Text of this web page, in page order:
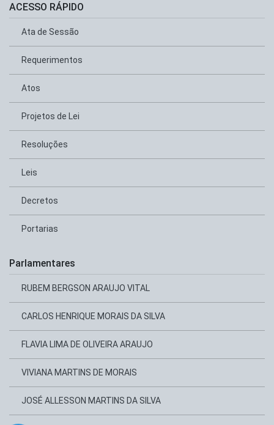
ACESSO RÁPIDO
Ata de Sessão
Requerimentos
Atos
Projetos de Lei
Resoluções
Leis
Decretos
Portarias
Parlamentares
RUBEM BERGSON ARAUJO VITAL
CARLOS HENRIQUE MORAIS DA SILVA
FLAVIA LIMA DE OLIVEIRA ARAUJO
VIVIANA MARTINS DE MORAIS
JOSÉ ALLESSON MARTINS DA SILVA